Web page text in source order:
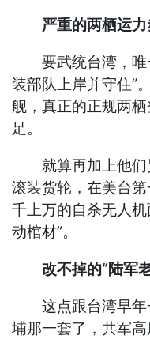
严重的两栖运力
要武统台湾，唯
装部队上岸并守住”
舰，真正的正规两
足。
就算再加上他们
滚装货轮，在美台
千上万的自杀无人
动棺材”。
改不掉的“陆军
这点跟台湾早年
埔那一套了，共军